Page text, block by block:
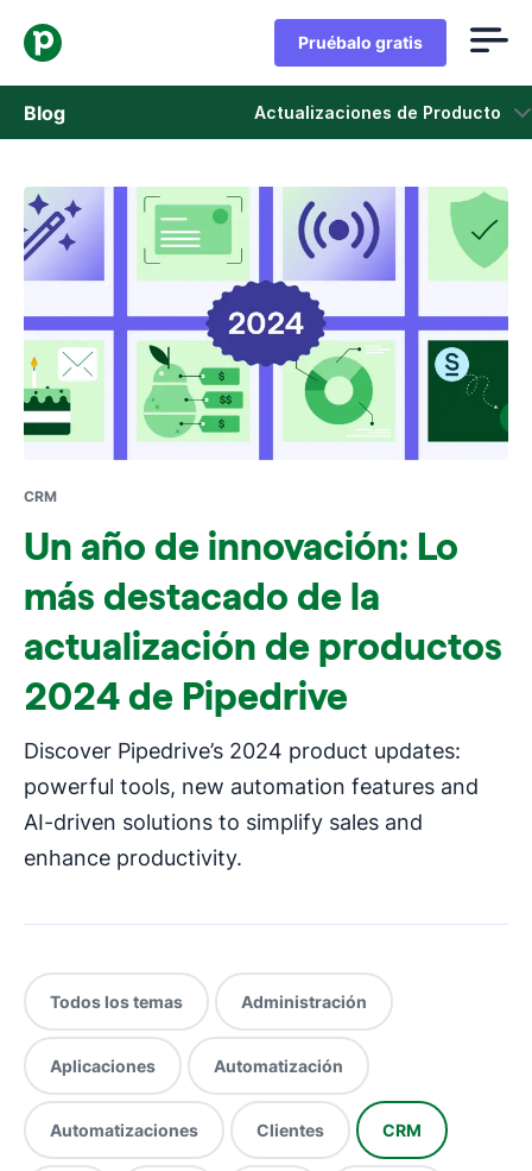
Pruébalo gratis
Blog Actualizaciones de Producto
Ventas
Marketing
Actualizaciones de Producto
Casos de estudio
Se abre en una nueva ventana
CRM
Un año de innovación: Lo
más destacado de la
actualización de productos
2024 de Pipedrive
Discover Pipedrive’s 2024 product updates:
powerful tools, new automation features and
AI-driven solutions to simplify sales and
enhance productivity.
Todos los temas Administración
Aplicaciones Automatización
Automatizaciones Clientes CRM